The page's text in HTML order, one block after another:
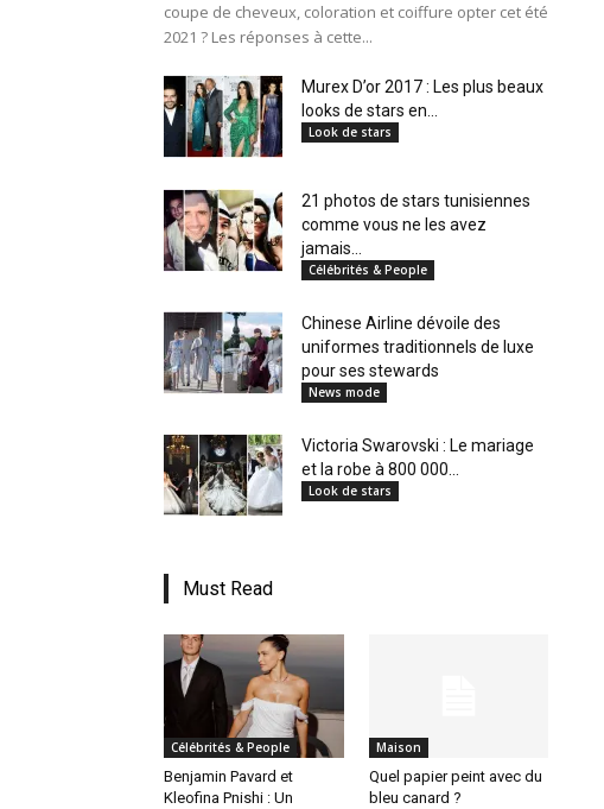
Tunisie
coupe de cheveux, coloration et coiffure opter cet été
2021 ? Les réponses à cette...
Murex D’or 2017 : Les plus beaux
looks de stars en...
Look de stars
21 photos de stars tunisiennes
comme vous ne les avez
jamais...
Célébrités & People
Chinese Airline dévoile des
uniformes traditionnels de luxe
pour ses stewards
News mode
Victoria Swarovski : Le mariage
et la robe à 800 000...
Look de stars
Must Read
Célébrités & People
Benjamin Pavard et
Kleofina Pnishi : Un
Maison
Quel papier peint avec du
bleu canard ?